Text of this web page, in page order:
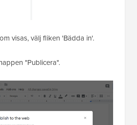
visas, välj fliken 'Bädda in'.
"Publicera".